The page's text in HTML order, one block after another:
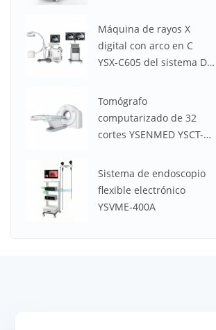
Máquina de rayos X
digital con arco en C
YSX-C605 del sistema DR
Tomógrafo
computarizado de 32
cortes YSENMED YSCT-
Sistema de endoscopio
flexible electrónico
YSVME-400A